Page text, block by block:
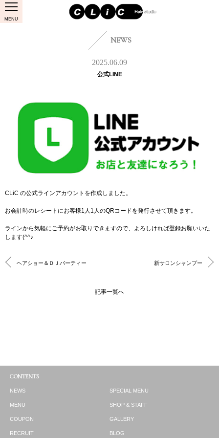
MENU
NEWS
2025.06.09
公式LINE
CLiC の公式ラインアカウントを作成しました。
お会計時のレシートにお客様1人1人のQRコードを発行させて頂きます。
ラインから気軽にご予約がお取りできますので、よろしければ登録お願いいた
します(^^♪
ヘアショー＆ＤＪパーティー 新サロンシャンプー
記事一覧へ
CONTENTS
NEWS SPECIAL MENU
MENU SHOP & STAFF
COUPON GALLERY
RECRUIT BLOG